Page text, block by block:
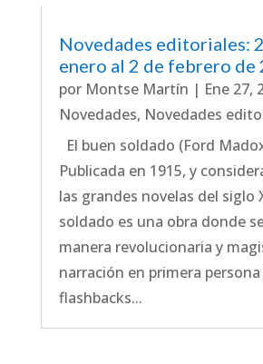
Novedades editoriales:
enero al 2 de febrero de
por Montse Martín | Ene 27,
Novedades, Novedades
El buen soldado (Ford
Publicada en 1915, y
las grandes novelas del siglo
soldado es una obra donde
manera revolucionaria y
narración en primera persona
flashbacks...